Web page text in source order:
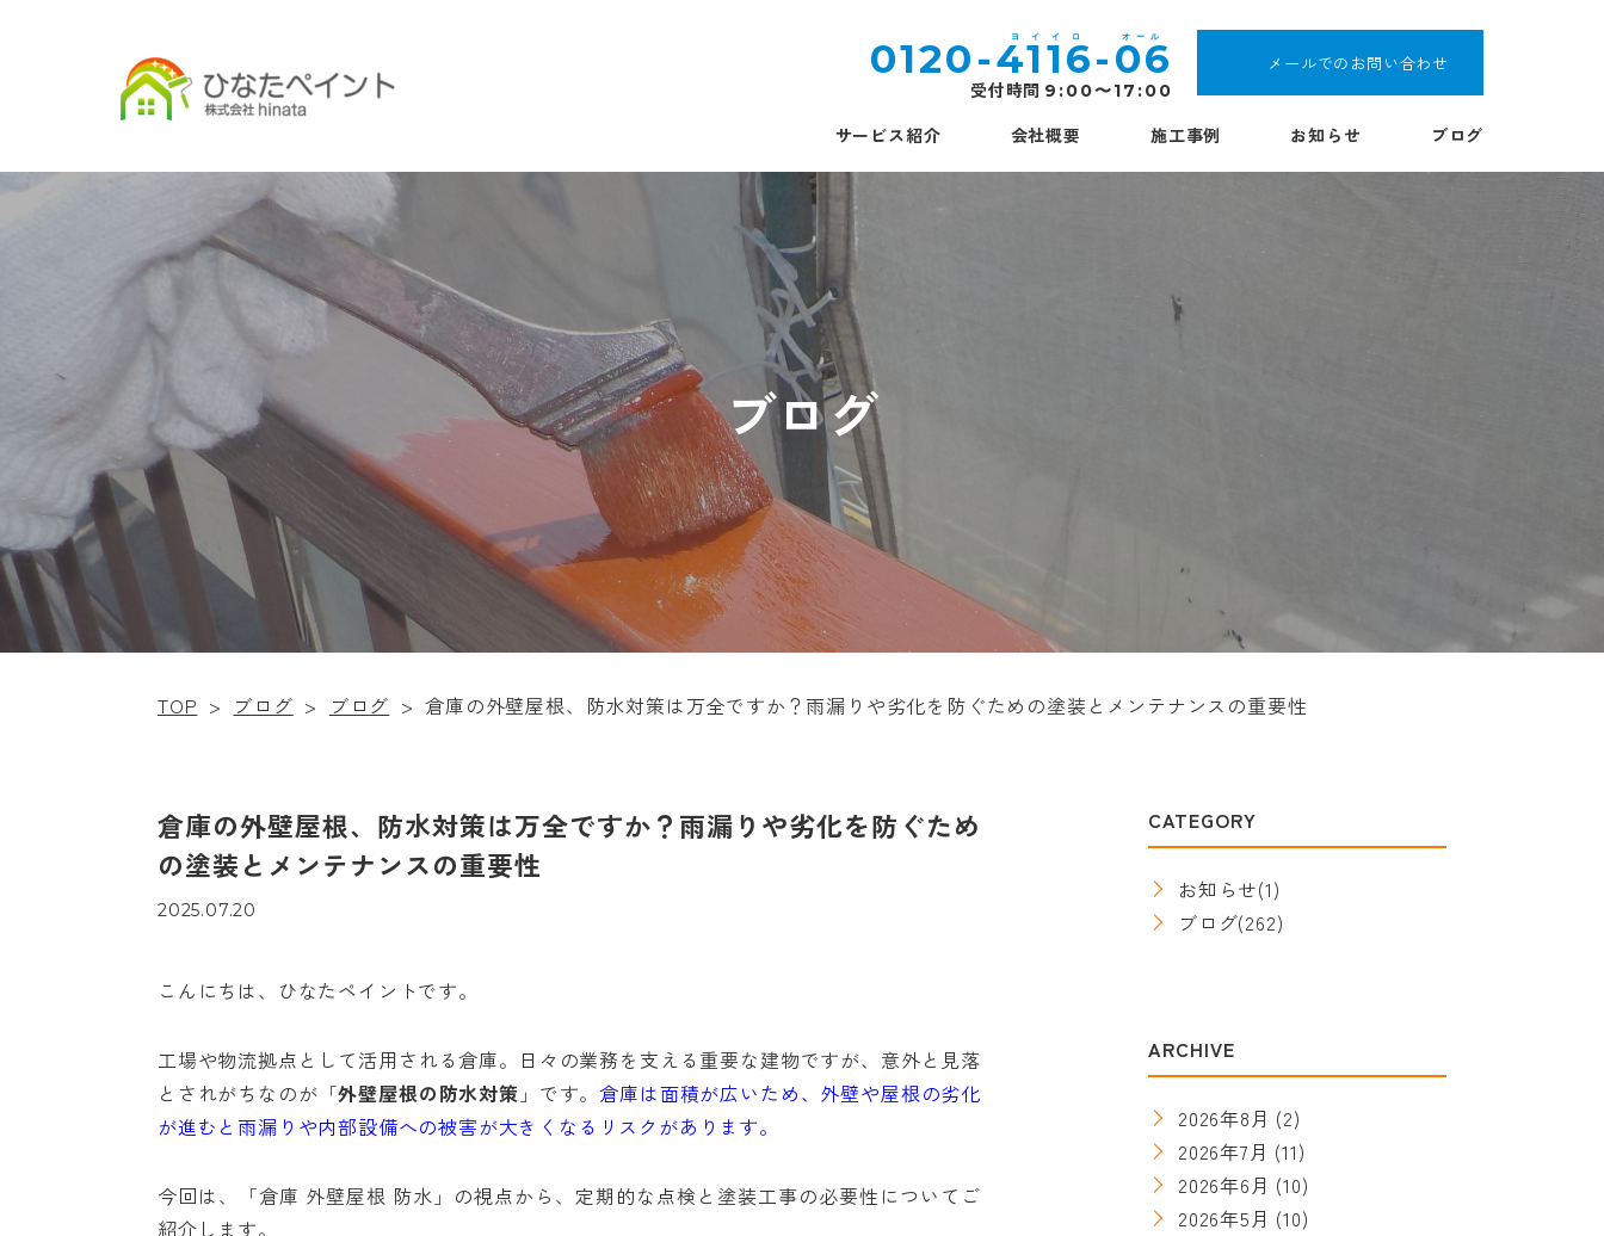
0120-4116-06
受付時間 9:00〜17:00
メールでのお問い合わせ
サービス紹介 会社概要 施工事例 お知らせ ブログ
ブログ
TOP > ブログ > ブログ >倉庫の外壁屋根、防水対策は万全ですか？雨漏りや劣化を防ぐための塗装とメンテナンスの重要性
倉庫の外壁屋根、防水対策は万全ですか？雨漏りや劣化を防ぐため
の塗装とメンテナンスの重要性
2025.07.20
こんにちは、ひなたペイントです。
工場や物流拠点として活用される倉庫。日々の業務を支える重要な建物ですが、意外と見落
とされがちなのが「外壁屋根の防水対策 」です。倉庫は面積が広いため、外壁や屋根の劣化
が進むと雨漏りや内部設備への被害が大きくなるリスクがあります。
今回は、「倉庫 外壁屋根 防水」の視点から、定期的な点検と塗装工事の必要性についてご
紹介します。
CATEGORY
お知らせ(1)
ブログ(262)
ARCHIVE
2026年8月 (2)
2026年7月 (11)
2026年6月 (10)
2026年5月 (10)